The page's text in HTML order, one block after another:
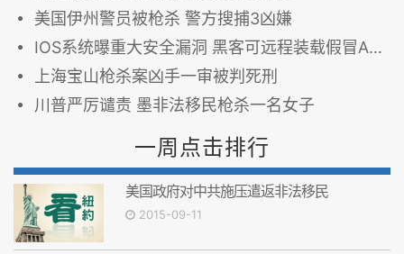
美国伊州警员被枪杀 警方搜捕3凶嫌
IOS系统曝重大安全漏洞 黑客可远程装载假冒APP窃信息
上海宝山枪杀案凶手一审被判死刑
川普严厉谴责 墨非法移民枪杀一名女子
一周点击排行
美国政府对中共施压遣返非法移民
2015-09-11